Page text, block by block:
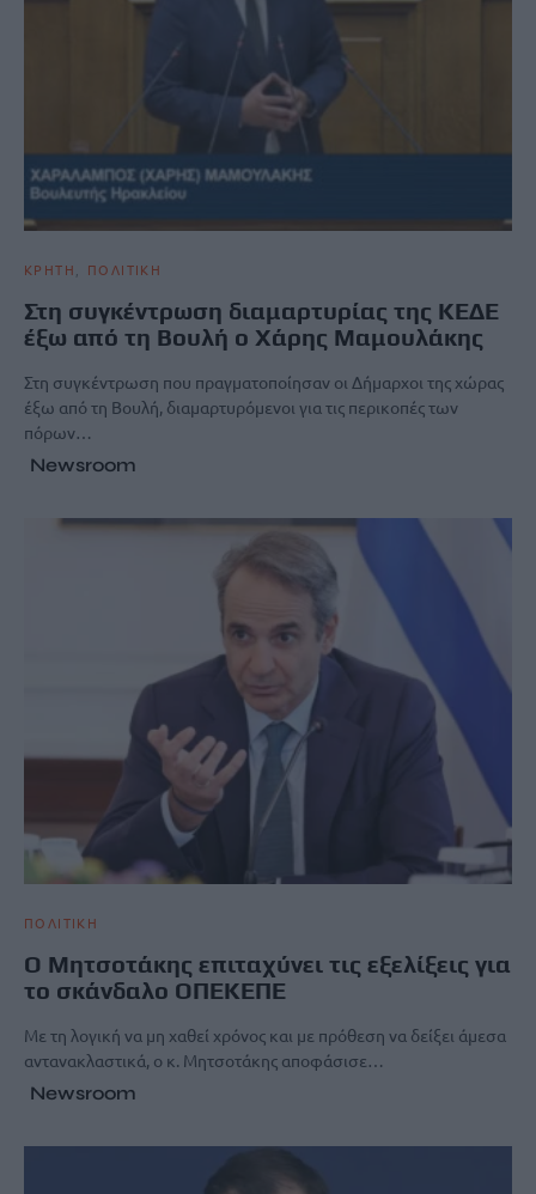
ΚΡΗΤΗ ΠΟΛΙΤΙΚΗ
Στη συγκέντρωση διαμαρτυρίας της ΚΕΔΕ
έξω από τη Βουλή ο Χάρης Μαμουλάκης
Στη συγκέντρωση που πραγματοποίησαν οι Δήμαρχοι της χώρας
έξω από τη Βουλή, διαμαρτυρόμενοι για τις περικοπές των
πόρων…
Newsroom
ΠΟΛΙΤΙΚΗ
Ο Μητσοτάκης επιταχύνει τις εξελίξεις για
το σκάνδαλο ΟΠΕΚΕΠΕ
Με τη λογική να μη χαθεί χρόνος και με πρόθεση να δείξει άμεσα
αντανακλαστικά, ο κ. Μητσοτάκης αποφάσισε…
Newsroom